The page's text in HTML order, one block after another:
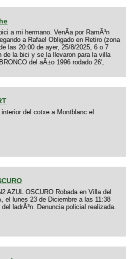
a mi hermano. VenÃ­a por RamÃ³n
a Rafael Obligado en Retiro (zona
las 20:00 de ayer, 25/8/2025, 6 o 7
de la bici y se la llevaron para la villa
del aÃ±o 1996 rodado 26',
del cotxe a Montblanc el
AZUL OSCURO Robada en Villa del
el lunes 23 de Diciembre a las 11:38
ladrÃ³n. Denuncia policial realizada.